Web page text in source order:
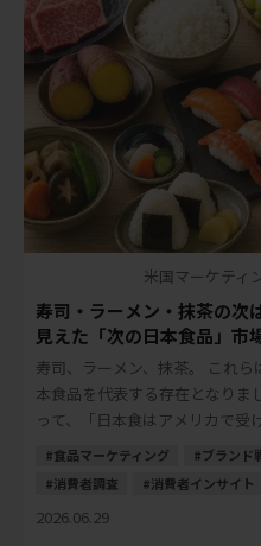
米国マーケティ
寿司・ラーメン・抹茶の次
見えた「次の日本食品」市
寿司、ラーメン、抹茶。 これ
本食品を代表する存在となりま
って、「日本食はアメリカで受
は、以前ほど大きなテーマでは
食品マーケティング ブランド
消費者調査
消費者インサイト
2026.06.29